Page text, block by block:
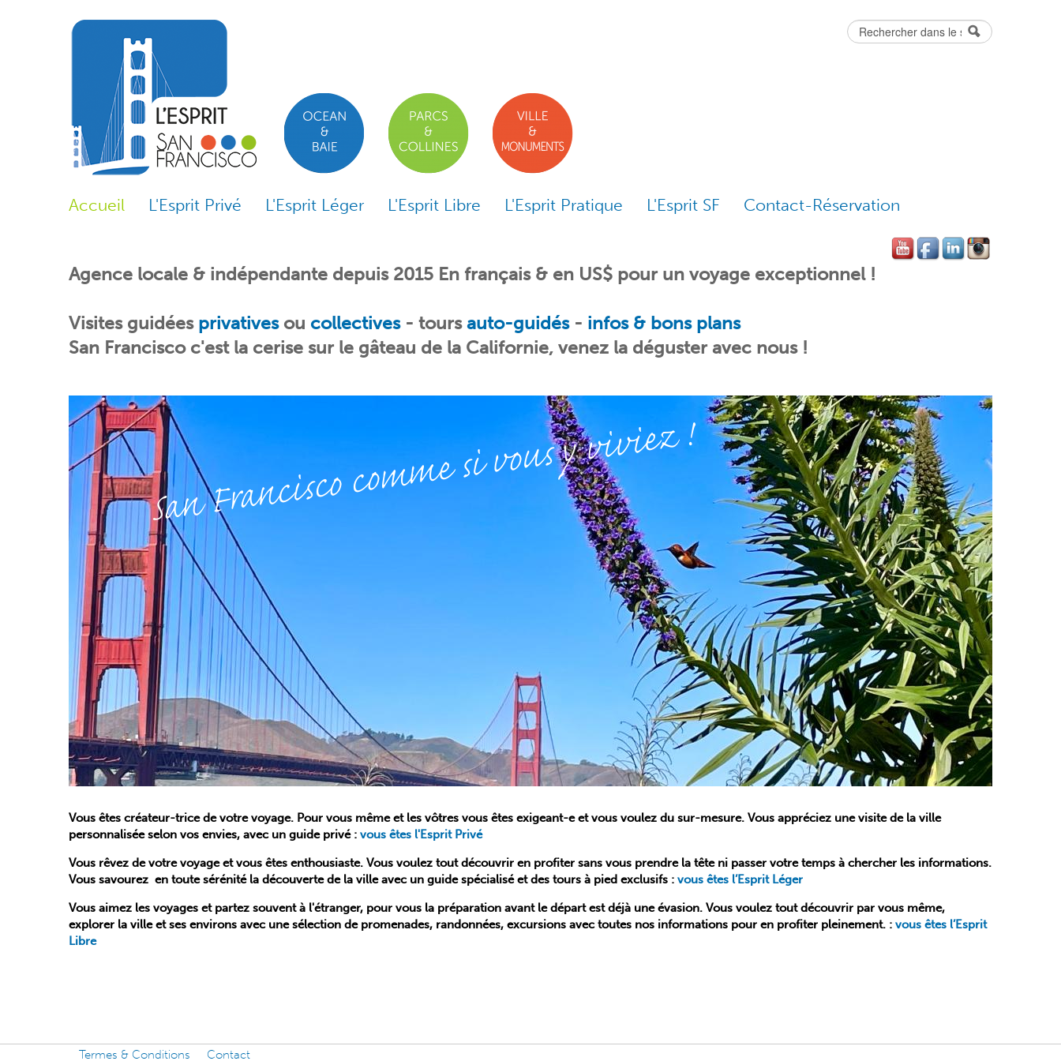
Skip to content
Skip to navigation Rechercher
Accueil L'Esprit Privé L'Esprit Léger L'Esprit Libre L'Esprit Pratique L'Esprit SF Contact-Réservation
Agence locale & indépendante depuis 2015 En français & en US$ pour un voyage exceptionnel !
Visites guidées privativesou collectives- tours auto-guidés- infos & bons plans
San Francisco c'est la cerise sur le gâteau de la Californie, venez la déguster avec nous !
San Francisco comme si vous y viviez !
Vous êtes créateur-trice de votre voyage. Pour vous même et les vôtres vous êtes exigeant-e et vous voulez du sur-mesure. Vous appréciez une visite de la ville
personnalisée selon vos envies, avec un guide privé : vous êtes l'Esprit Privé
Vous rêvez de votre voyage et vous êtes enthousiaste. Vous voulez tout découvrir en profiter sans vous prendre la tête ni passer votre temps à chercher les informations.
Vous savourez en toute sérénité la découverte de la ville avec un guide spécialisé et des tours à pied exclusifs : vous êtes l’Esprit Léger
Vous aimez les voyages et partez souvent à l'étranger, pour vous la préparation avant le départ est déjà une évasion. Vous voulez tout découvrir par vous même,
explorer la ville et ses environs avec une sélection de promenades, randonnées, excursions avec toutes nos informations pour en profiter pleinement. : vous êtes l’Esprit
Libre
Termes & Conditions Contact